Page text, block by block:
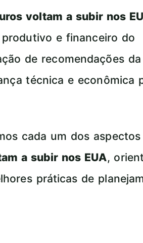
voltam a subir nos
e financeiro do
de recomendações da
técnica e econômica
cada um dos aspectos
a subir nos EUA,
práticas de